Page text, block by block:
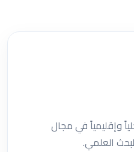
وإقليمياً في مجال
العلمي.